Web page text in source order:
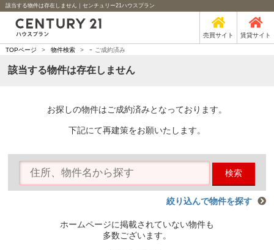
該当する物件は存在しません｜センチュリー21ハウスプラン
売買サイト 賃貸サイト
TOPページ > 物件検索 > - ご成約済み
該当する物件は存在しません
お探しの物件はご成約済みとなっております。
下記にて再建策をお願いたします。
検索
絞り込んで物件を探す
ホームページに掲載されていない物件も
多数ございます。